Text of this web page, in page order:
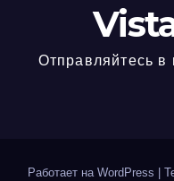
Отправляйтесь в
Работает на WordPress